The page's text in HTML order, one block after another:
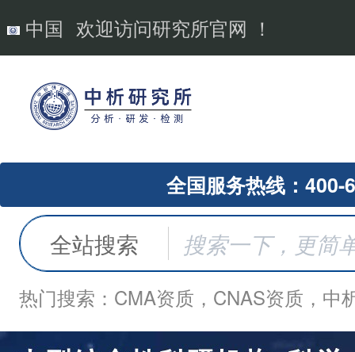
中国 欢迎访问研究所官网 ！
全国服务热线：400-
全站搜索
热门搜索：CMA资质，CNAS资质，中